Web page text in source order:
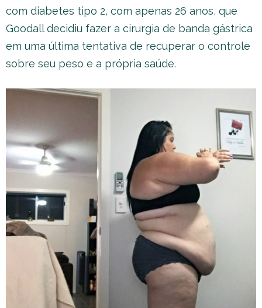
com diabetes tipo 2, com apenas 26 anos, que
Goodall decidiu fazer a cirurgia de banda gástrica
em uma última tentativa de recuperar o controle
sobre seu peso e a própria saúde.